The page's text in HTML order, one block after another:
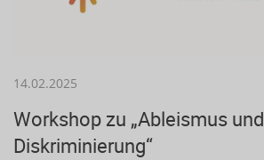
14.02.2025
Workshop zu „Ableismus und
Diskriminierung“